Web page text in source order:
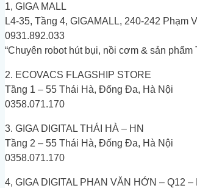
1, GIGA MALL
L4-35, Tầng 4, GIGAMALL, 240-242 Phạm
0931.892.033
“Chuyên robot hút bụi, nồi cơm & sản phẩm
2. ECOVACS FLAGSHIP STORE
Tầng 1 – 55 Thái Hà, Đống Đa, Hà Nội
0358.071.170
3. GIGA DIGITAL THÁI HÀ – HN
Tầng 2 – 55 Thái Hà, Đống Đa, Hà Nội
0358.071.170
4, GIGA DIGITAL PHAN VĂN HỚN – Q12 –